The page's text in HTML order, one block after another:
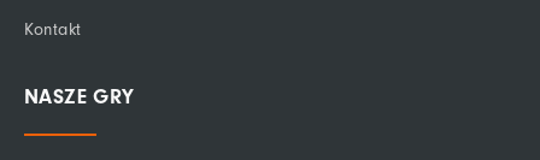
Kontakt
NASZE GRY